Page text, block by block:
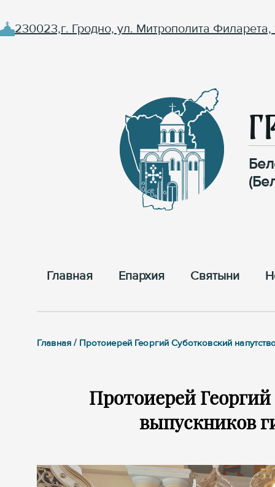
230023,г. Гродно, ул. Митрополита Филарета,
Главная Епархия Cвятыни
Главная / Протоиерей Георгий Суботковский
Протоиерей
выпускников